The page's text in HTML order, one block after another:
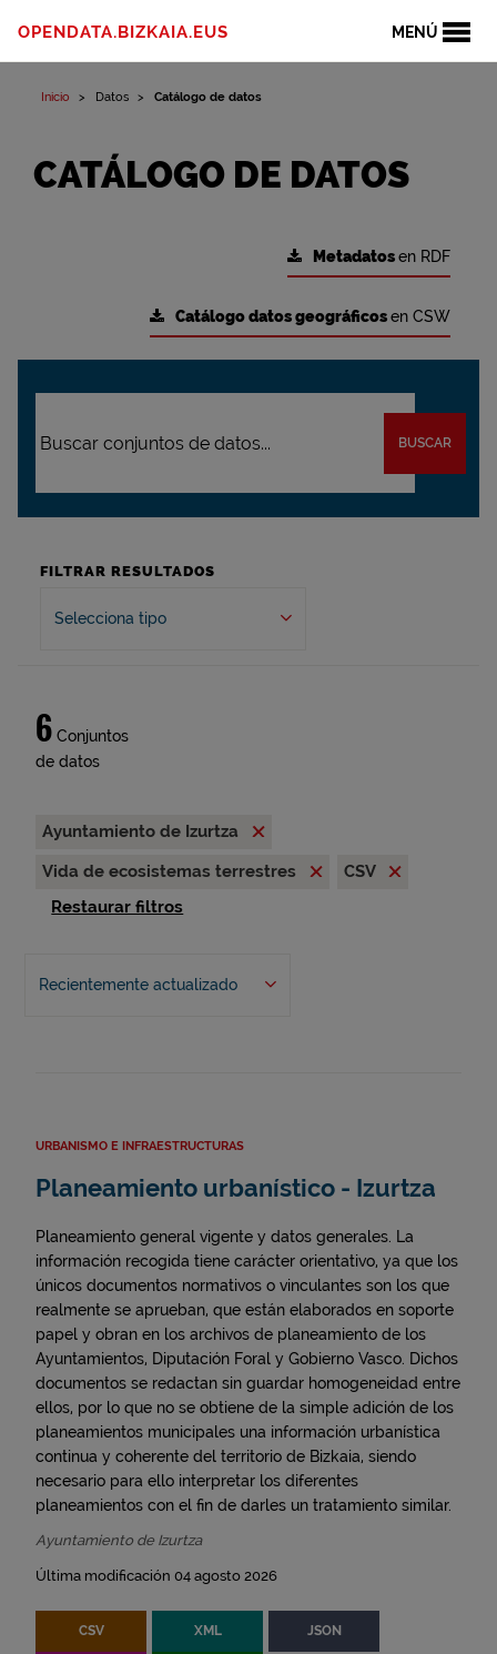
MENÚ
OPENDATA.BIZKAIA.EUS
Inicio Datos Catálogo de datos
CATÁLOGO DE DATOS
Metadatosen RDF
Catálogo datos geográficosen CSW
BUSCAR
FILTRAR RESULTADOS
Selecciona tipo
6 Conjuntos
de datos
Ayuntamiento de Izurtza
Vida de ecosistemas terrestres
CSV
Restaurar filtros
Recientemente actualizado
URBANISMO E INFRAESTRUCTURAS
Planeamiento urbanístico - Izurtza
Planeamiento general vigente y datos generales. La
información recogida tiene carácter orientativo, ya que los
únicos documentos normativos o vinculantes son los que
realmente se aprueban, que están elaborados en soporte
papel y obran en los archivos de planeamiento de los
Ayuntamientos, Diputación Foral y Gobierno Vasco. Dichos
documentos se redactan sin guardar homogeneidad entre
ellos, por lo que no se obtiene de la simple adición de los
planeamientos municipales una información urbanística
continua y coherente del territorio de Bizkaia, siendo
necesario para ello interpretar los diferentes
planeamientos con el fin de darles un tratamiento similar.
Ayuntamiento de Izurtza
Última modificación 04 agosto 2026
CSV XML JSON